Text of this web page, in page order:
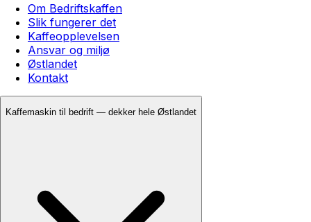
Om Bedriftskaffen
Slik fungerer det
Kaffeopplevelsen
Ansvar og miljø
Østlandet
Kontakt
Kaffemaskin til bedrift — dekker hele Østlandet